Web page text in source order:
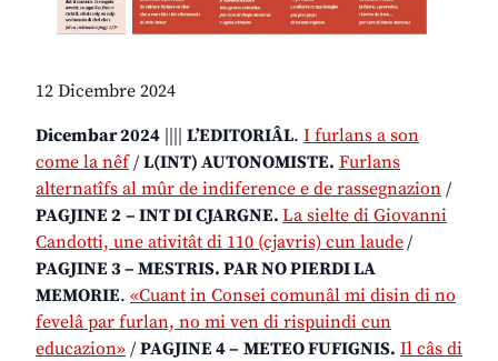
12 Dicembre 2024
Dicembar 2024 |||| L’EDITORIÂL. I furlans a son
come la nêf/ L(INT) AUTONOMISTE. Furlans
alternatîfs al mûr de indiference e de rassegnazion /
PAGJINE 2 – INT DI CJARGNE. La sielte di Giovanni
Candotti, une ativitât di 110 (cjavris) cun laude /
PAGJINE 3 – MESTRIS. PAR NO PIERDI LA
MEMORIE. «Cuant in Consei comunâl mi disin di no
fevelâ par furlan, no mi ven di rispuindi cun
educazion» / PAGJINE 4 – METEO FUFIGNIS. Il câs di